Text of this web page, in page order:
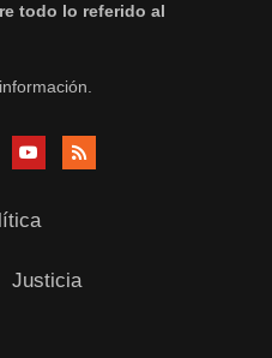
todo lo referido al
Justicia